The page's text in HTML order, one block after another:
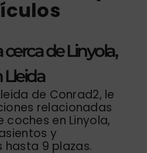
de Linyola,
Lleida
de Conrad2, le
relacionadas
coches en Linyola,
y
hasta 9 plazas.